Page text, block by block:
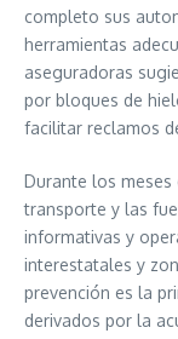
completo sus
herramientas
aseguradoras
por bloques de
facilitar reclamos
Durante los
transporte y las
informativas y
interestatales y
prevención es la
derivados por la